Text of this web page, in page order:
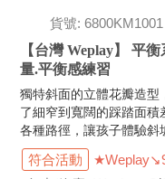
貨號: 6800KM1001
【台灣 Weplay】 平
量.平衡感練習
獨特斜面的立體花瓣造
了細窄到寬闊的踩踏面
各種路徑，讓孩子體驗斜
符合活動